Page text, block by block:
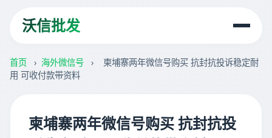
沃信批发
首页 › 海外微信号 ›
柬埔寨两年微信号购买 抗封抗投诉稳定耐
用 可收付款带资料
柬埔寨两年微信号购买 抗封抗投